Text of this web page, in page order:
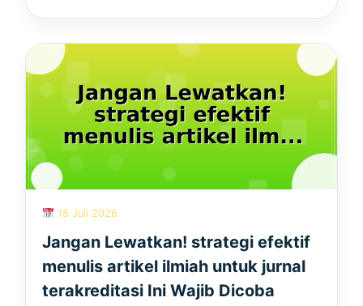
15 Juli 2026
Jangan Lewatkan! strategi efektif
menulis artikel ilmiah untuk jurnal
terakreditasi Ini Wajib Dicoba